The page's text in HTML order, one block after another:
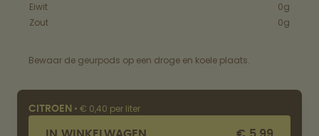
Eiwit
0g
Zout
0g
Bewaar de geurpods op een droge en koele plaats.
CITROEN • € 0,40 per liter